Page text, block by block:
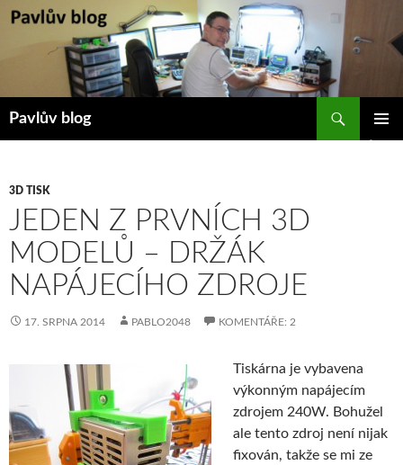
Přejít
Pavlův blog
3D TISK
JEDEN Z PRVNÍCH 3D
MODELŮ – DRŽÁK
NAPÁJECÍHO ZDROJE
17. SRPNA 2014 PABLO2048 KOMENTÁŘE: 2
Tiskárna je vybavena
výkonným napájecím
zdrojem 240W. Bohužel
ale tento zdroj není nijak
fixován, takže se mi ze